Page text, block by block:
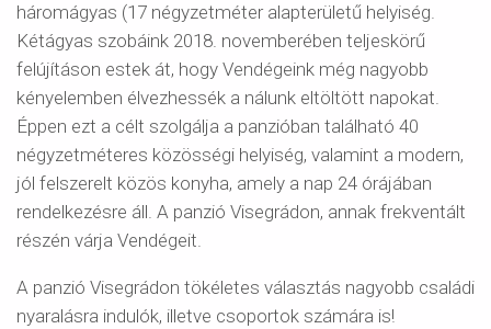
háromágyas (17 négyzetméter alapterületű helyiség.
Kétágyas szobáink 2018. novemberében teljeskörű
felújításon estek át, hogy Vendégeink még nagyobb
kényelemben élvezhessék a nálunk eltöltött napokat.
Éppen ezt a célt szolgálja a panzióban található 40
négyzetméteres közösségi helyiség, valamint a modern,
jól felszerelt közös konyha, amely a nap 24 órájában
rendelkezésre áll. A panzió Visegrádon, annak frekventált
részén várja Vendégeit.
A panzió Visegrádon tökéletes választás nagyobb családi
nyaralásra indulók, illetve csoportok számára is!